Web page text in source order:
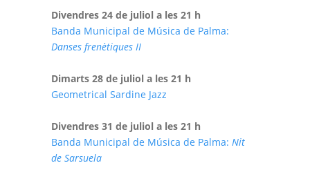
Divendres 24 de juliol a les 21 h
Banda Municipal de Música de Palma:
Danses frenètiques II
Dimarts 28 de juliol a les 21 h
Geometrical Sardine Jazz
Divendres 31 de juliol a les 21 h
Banda Municipal de Música de Palma: Nit
de Sarsuela